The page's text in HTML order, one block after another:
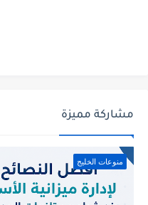
مشاركة مميزة
منوعات الخليج